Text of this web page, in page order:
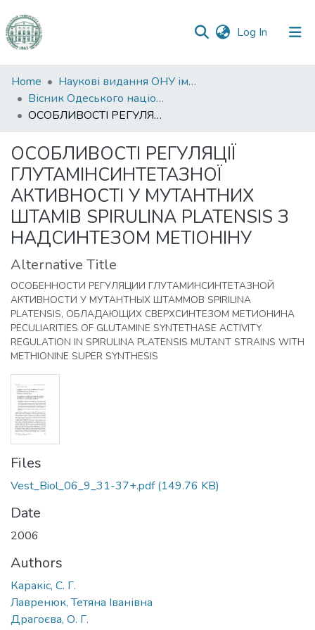
Log In (current)
Communities
&
Collections
Statistics
Home
Наукові видання ОНУ імені І. І. Мечникова
Вісник Одеського національного університету. Біологія
ОСОБЛИВОСТІ РЕГУЛЯЦІЇ ГЛУТАМІНСИНТЕТАЗНОЇ АКТИВНОСТІ У МУТАНТНИХ ШТАМІВ SPIRULINA PLATENSIS З НАДСИНТЕЗОМ МЕТІОНІНУ
ОСОБЛИВОСТІ РЕГУЛЯЦІЇ
ГЛУТАМІНСИНТЕТАЗНОЇ
АКТИВНОСТІ У МУТАНТНИХ
ШТАМІВ SPIRULINA PLATENSIS З
НАДСИНТЕЗОМ МЕТІОНІНУ
Alternative Title
ОСОБЕННОСТИ РЕГУЛЯЦИИ ГЛУТАМИНСИНТЕТАЗНОЙ
АКТИВНОСТИ У МУТАНТНЫХ ШТАММОВ SPIRILINA
PLATENSIS, ОБЛАДАЮЩИХ СВЕРХСИНТЕЗОМ МЕТИОНИНА
PECULIARITIES OF GLUTAMINE SYNTETHASE ACTIVITY
REGULATION IN SPIRULINA PLATENSIS MUTANT STRAINS WITH
METHIONINE SUPER SYNTHESIS
Files
Vest_Biol_06_9_31-37+.pdf(149.76 KB)
Date
2006
Authors
Каракіс, C. Г.
Лавренюк, Тетяна Іванівна
Драгоєва, О. Г.